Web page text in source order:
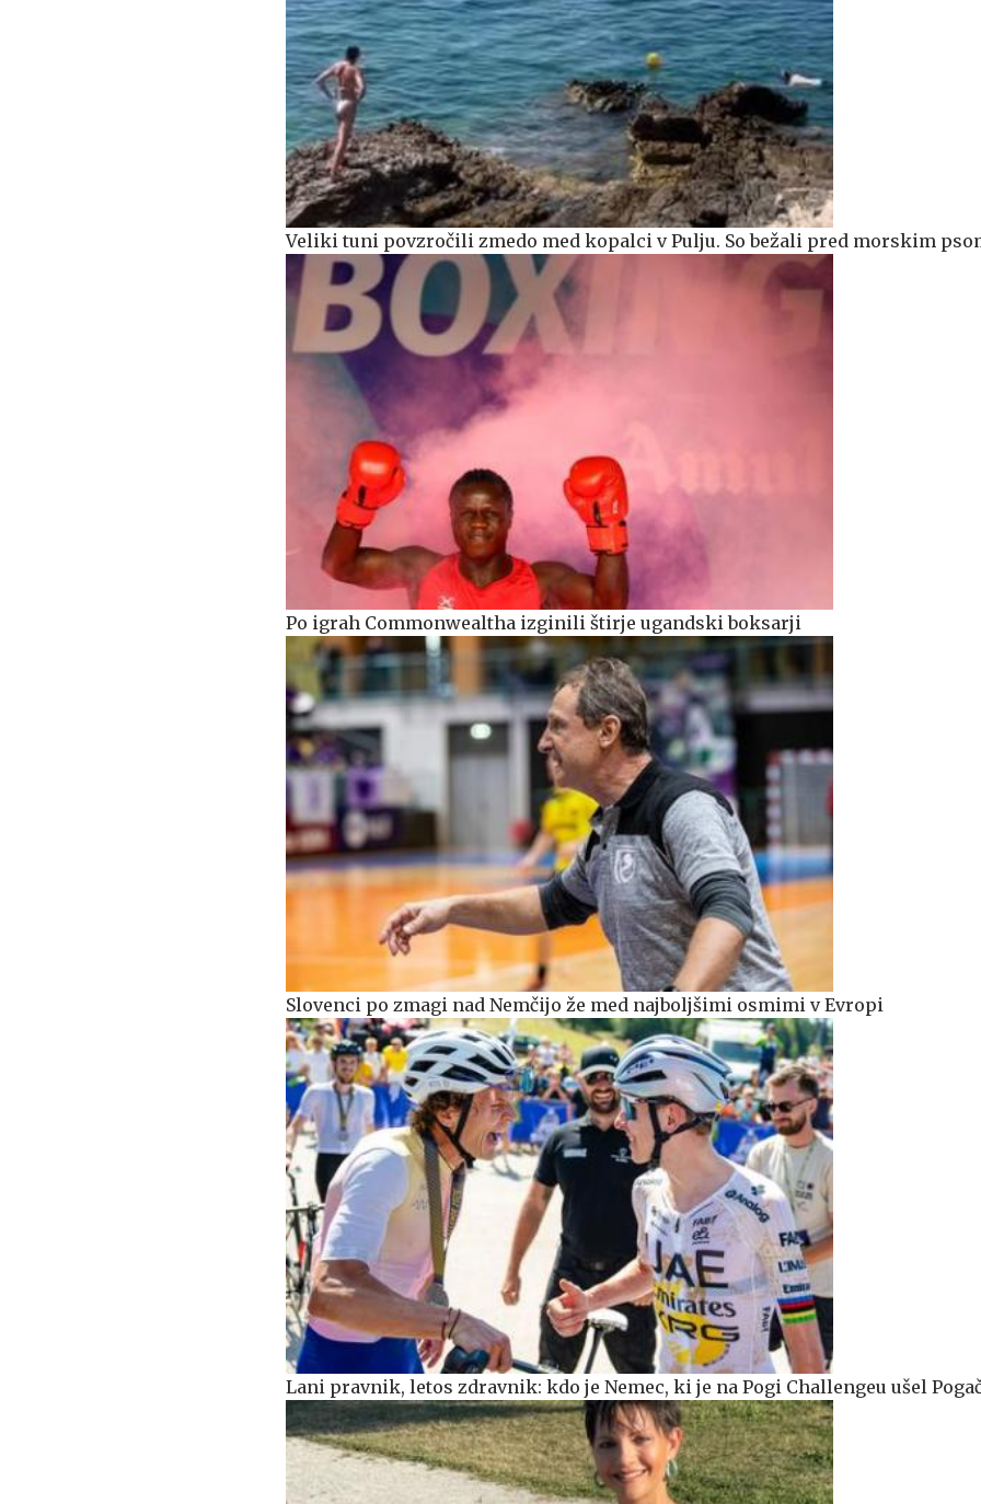
Veliki tuni povzročili zmedo med kopalci v Pulju. So bežali pred morskim
Po igrah Commonwealtha izginili štirje ugandski boksarji
Slovenci po zmagi nad Nemčijo že med najboljšimi osmimi v Evropi
Lani pravnik, letos zdravnik: kdo je Nemec, ki je na Pogi Challengeu ušel